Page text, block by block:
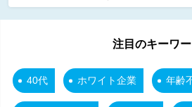
注目のキーワ
40代 ホワイト企業 年齢